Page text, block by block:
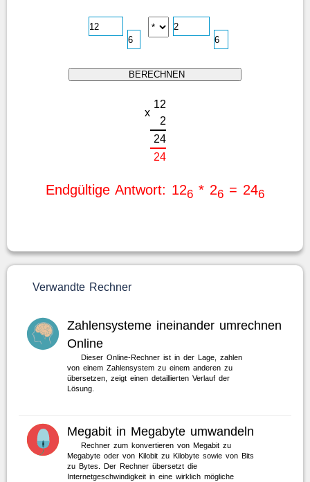
x
12
2
24
24
Endgültige Antwort: 126 * 26 = 246
Verwandte Rechner
Zahlensysteme ineinander umrechnen
Online
Dieser Online-Rechner ist in der Lage, zahlen
von einem Zahlensystem zu einem anderen zu
übersetzen, zeigt einen detaillierten Verlauf der
Lösung.
Megabit in Megabyte umwandeln
Rechner zum konvertieren von Megabit zu
Megabyte oder von Kilobit zu Kilobyte sowie von Bits
zu Bytes. Der Rechner übersetzt die
Internetgeschwindigkeit in eine wirklich mögliche